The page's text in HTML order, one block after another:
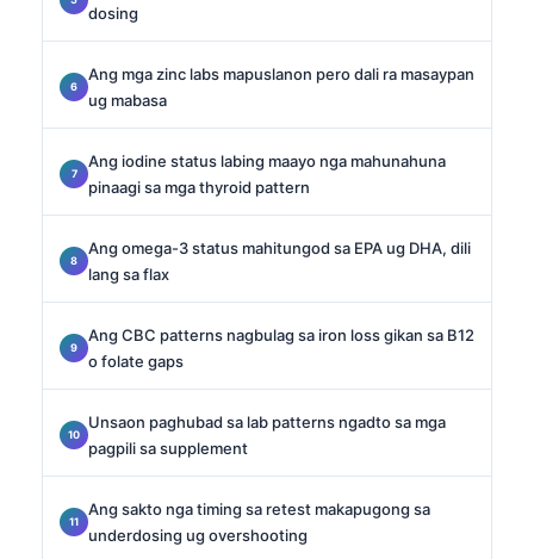
dosing
Ang mga zinc labs mapuslanon pero dali ra masaypan
ug mabasa
Ang iodine status labing maayo nga mahunahuna
pinaagi sa mga thyroid pattern
Ang omega-3 status mahitungod sa EPA ug DHA, dili
lang sa flax
Ang CBC patterns nagbulag sa iron loss gikan sa B12
o folate gaps
Unsaon paghubad sa lab patterns ngadto sa mga
pagpili sa supplement
Ang sakto nga timing sa retest makapugong sa
underdosing ug overshooting